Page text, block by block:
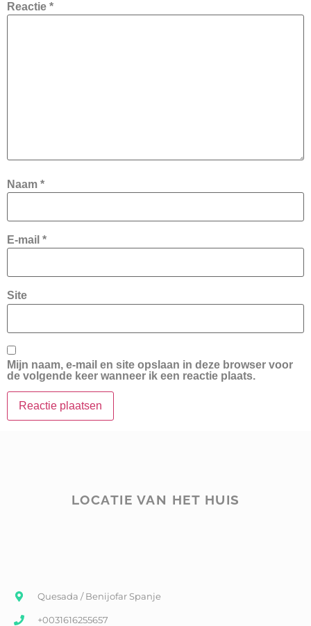
Reactie *
Naam *
E-mail *
Site
Mijn naam, e-mail en site opslaan in deze browser voor
de volgende keer wanneer ik een reactie plaats.
LOCATIE VAN HET HUIS
Quesada / Benijofar Spanje
+0031616255657